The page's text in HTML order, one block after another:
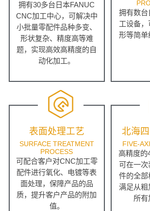
拥有30多台日本FANUC
CNC加工中心，可解决中
小批量零配件品种多变、
形状复杂、精度高等难
题，实现高效高精度的自
动化加工。
拥有数台
工设备，
形等简单
表面处理工艺
SURFACE TREATMENT
PROCESS
可配合客户对CNC加工零
配件进行氧化、电镀等表
面处理，保障产品的品
质，提升客户产品的附加
值。
北海
FIVE-
高精度的
可在一次
件的全部
满足从粗
所有